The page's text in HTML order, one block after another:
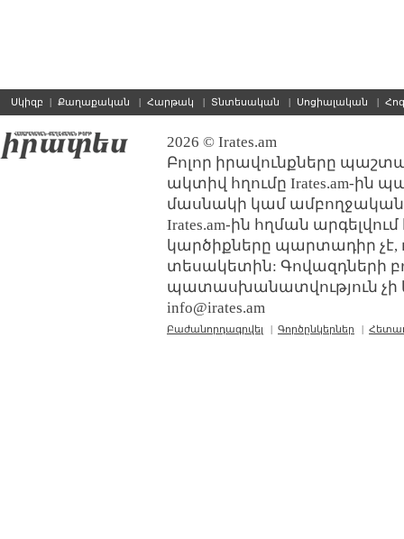
Սկիզբ | Քաղաքական | Հարթակ | Տնտեսական | Սոցիալական |
2026 © Irates.am
Բոլոր իրավունքները
ակտիվ հղումը Irates.am-ին
մասնակի կամ ամբողջական
Irates.am-ին հղման
կարծիքները պարտադիր չէ,
տեսակետին: Գովազդների
պատասխանատվություն չի
info@irates.am
Բաժանորդագրվել | Գործընկերներ |